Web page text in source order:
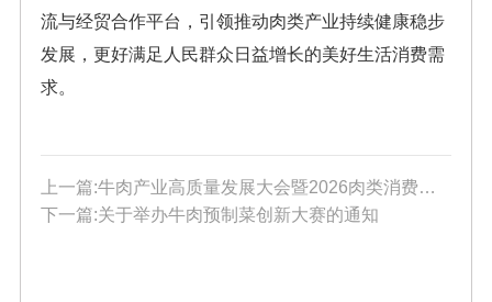
流与经贸合作平台，引领推动肉类产业持续健康稳步
发展，更好满足人民群众日益增长的美好生活消费需
求。
上一篇:牛肉产业高质量发展大会暨2026肉类消费周动员会（牛肉）在京隆重召开
下一篇:关于举办牛肉预制菜创新大赛的通知